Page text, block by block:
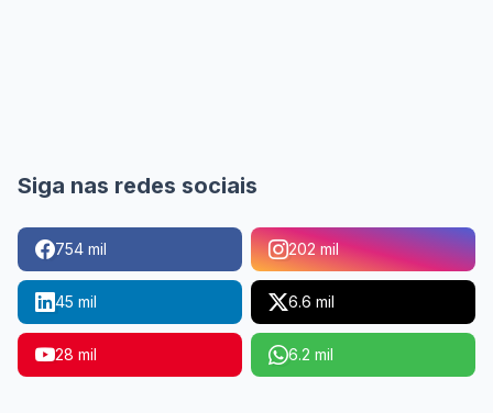
Siga nas redes sociais
754 mil 202 mil
45 mil 6.6 mil
28 mil 6.2 mil